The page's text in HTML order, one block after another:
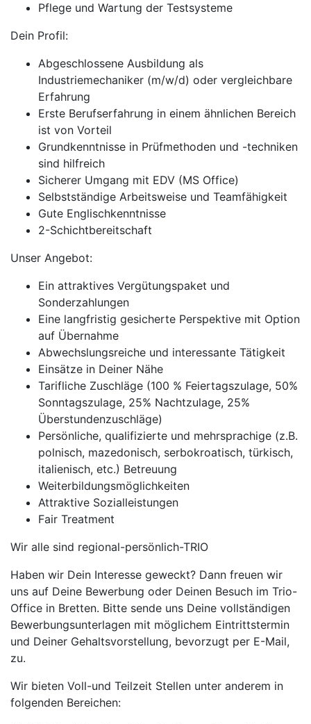
Pflege und Wartung der Testsysteme
Dein Profil:
Abgeschlossene Ausbildung als
Industriemechaniker (m/w/d) oder vergleichbare
Erfahrung
Erste Berufserfahrung in einem ähnlichen Bereich
ist von Vorteil
Grundkenntnisse in Prüfmethoden und -techniken
sind hilfreich
Sicherer Umgang mit EDV (MS Office)
Selbstständige Arbeitsweise und Teamfähigkeit
Gute Englischkenntnisse
2-Schichtbereitschaft
Unser Angebot:
Ein attraktives Vergütungspaket und
Sonderzahlungen
Eine langfristig gesicherte Perspektive mit Option
auf Übernahme
Abwechslungsreiche und interessante Tätigkeit
Einsätze in Deiner Nähe
Tarifliche Zuschläge (100 % Feiertagszulage, 50%
Sonntagszulage, 25% Nachtzulage, 25%
Überstundenzuschläge)
Persönliche, qualifizierte und mehrsprachige (z.B.
polnisch, mazedonisch, serbokroatisch, türkisch,
italienisch, etc.) Betreuung
Weiterbildungsmöglichkeiten
Attraktive Sozialleistungen
Fair Treatment
Wir alle sind regional-persönlich-TRIO
Haben wir Dein Interesse geweckt? Dann freuen wir
uns auf Deine Bewerbung oder Deinen Besuch im Trio-
Office in Bretten. Bitte sende uns Deine vollständigen
Bewerbungsunterlagen mit möglichem Eintrittstermin
und Deiner Gehaltsvorstellung, bevorzugt per E-Mail,
zu.
Wir bieten Voll-und Teilzeit Stellen unter anderem in
folgenden Bereichen: